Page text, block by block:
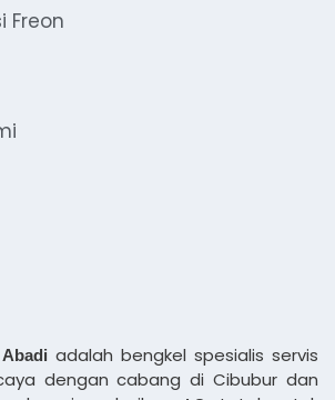
Freon
adalah bengkel spesialis servis
dengan cabang di Cibubur dan